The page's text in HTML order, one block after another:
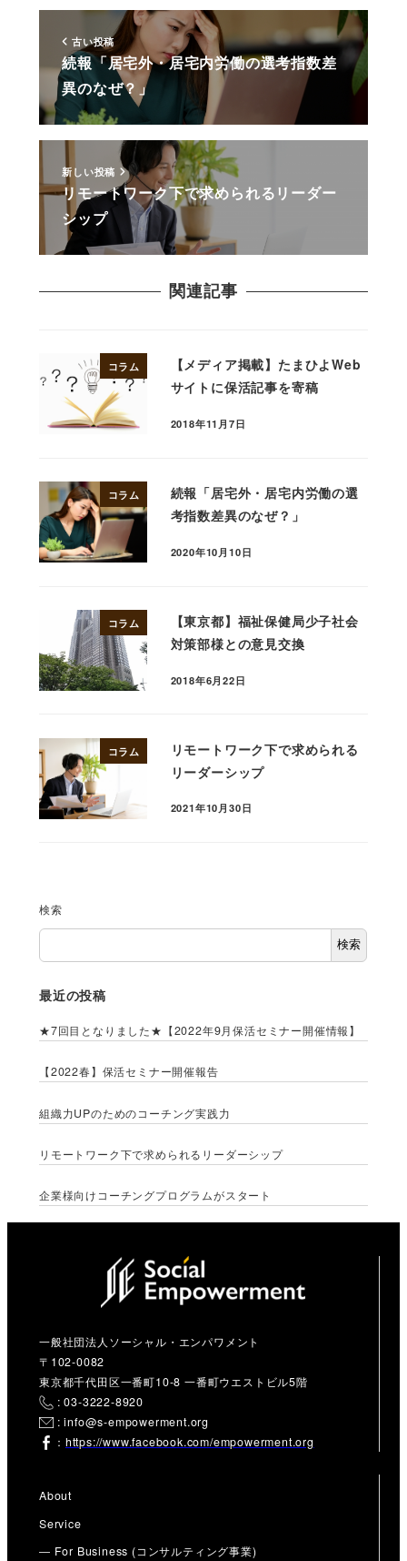
古い投稿
続報「居宅外・居宅内労働の選考指数差
異のなぜ？」
新しい投稿
リモートワーク下で求められるリーダー
シップ
関連記事
コラム
【メディア掲載】たまひよWeb
サイトに保活記事を寄稿
2018年11月7日
コラム
続報「居宅外・居宅内労働の選
考指数差異のなぜ？」
2020年10月10日
コラム
【東京都】福祉保健局少子社会
対策部様との意見交換
2018年6月22日
コラム
リモートワーク下で求められる
リーダーシップ
2021年10月30日
検索
検索
最近の投稿
★7回目となりました★【2022年9月保活セミナー開催情報】
【2022春】保活セミナー開催報告
組織力UPのためのコーチング実践力
リモートワーク下で求められるリーダーシップ
企業様向けコーチングプログラムがスタート
一般社団法人ソーシャル・エンパワメント
〒102-0082
東京都千代田区一番町10-8 一番町ウエストビル5階
: 03-3222-8920
: info@s-empowerment.org
： https://www.facebook.com/empowerment.org
About
Service
― For Business (コンサルティング事業)